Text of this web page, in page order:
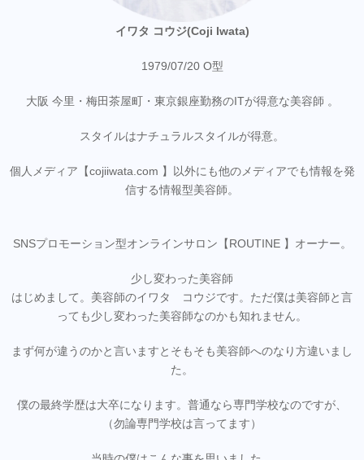
イワタ コウジ(Coji Iwata)
1979/07/20 O型
大阪 今里・梅田茶屋町・東京銀座勤務のITが得意な美容師 。
スタイルはナチュラルスタイルが得意。
個人メディア【cojiiwata.com 】以外にも他のメディアでも情報を発
信する情報型美容師。
SNSプロモーション型オンラインサロン【ROUTINE 】オーナー。
少し変わった美容師
はじめまして。美容師のイワタ コウジです。ただ僕は美容師と言
っても少し変わった美容師なのかも知れません。
まず何が違うのかと言いますとそもそも美容師へのなり方違いまし
た。
僕の最終学歴は大卒になります。普通なら専門学校なのですが、
（勿論専門学校は言ってます）